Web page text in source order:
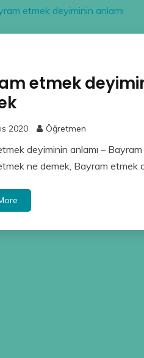
etmek deyiminin anlamı
etmek
2020 Öğretmen
deyiminin anlamı –
ne demek, Bayram etmek